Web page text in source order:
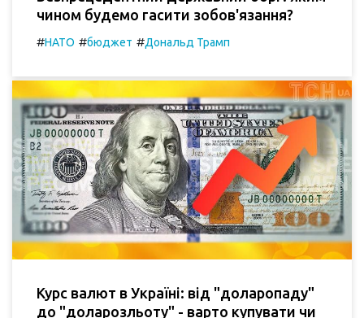
чином будемо гасити зобов'язання?
#НАТО #бюджет #Дональд Трамп
Курс валют в Україні: від "доларопаду"
до "доларозльоту" - варто купувати чи